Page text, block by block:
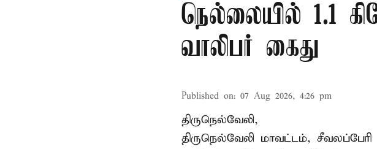
நெல்லையில் 1.1
வாலிபர் கைது
Published on: 07 Aug 2026, 4:26 pm
திருநெல்வேலி,
திருநெல்வேலி மாவட்டம்,